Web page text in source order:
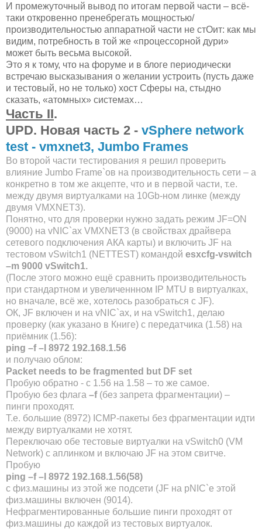
И промежуточный вывод по итогам первой части – всё-
таки откровенно пренебрегать мощностью/
производительностью аппаратной части не стОит: как мы
видим, потребность в той же «процессорной дури»
может быть весьма высокой.
Это я к тому, что на форуме и в блоге периодически
встречаю высказывания о желании устроить (пусть даже
и тестовый, но не только) хост Сферы на, стыдно
сказать, «атомных» системах…
Часть II.
UPD. Новая часть 2 - vSphere network
test - vmxnet3, Jumbo Frames
Во второй части тестирования я решил проверить
влияние Jumbo Frame`ов на производительность сети – а
конкретно в том же акцепте, что и в первой части, т.е.
между двумя виртуалками на 10Gb-ном линке (между
двумя VMXNET3).
Понятно, что для проверки нужно задать режим JF=ON
(9000) на vNIC`ах VMXNET3 (в свойствах драйвера
сетевого подключения АКА карты) и включить JF на
тестовом vSwitch1 (NETTEST) командой esxcfg-vswitch
–m 9000 vSwitch1.
(После этого можно ещё сравнить производительность
при стандартном и увеличеннном IP MTU в виртуалках,
но вначале, всё же, хотелось разобраться с JF).
ОК, JF включен и на vNIC`ах, и на vSwitch1, делаю
проверку (как указано в Книге) с передатчика (1.58) на
приёмник (1.56):
ping –f –l 8972 192.168.1.56
и получаю облом:
Packet needs to be fragmented but DF set
Пробую обратно - с 1.56 на 1.58 – то же самое.
Пробую без флага –f(без запрета фрагментации) –
пинги проходят.
Т.е. большие (8972) ICMP-пакеты без фрагментации идти
между виртуалками не хотят.
Переключаю обе тестовые виртуалки на vSwitch0 (VM
Network) с аплинком и включаю JF на этом свитче.
Пробую
ping –f– 8972 192.168.1.56(58)
с физ.машины из этой же подсети (JF на pNIC`е этой
физ.машины включен (9014).
Нефрагментированные большие пинги проходят от
физ.машины до каждой из тестовых виртуалок.